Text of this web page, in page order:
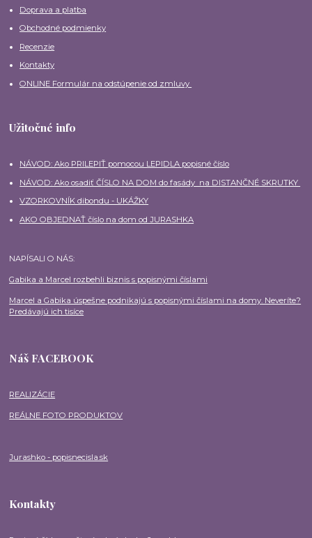
Doprava a platba
Obchodné podmienky
Recenzie
Kontakty
ONLINE Formulár na odstúpenie od zmluvy
Užitočné info
NÁVOD: Ako PRILEPIŤ pomocou LEPIDLA popisné číslo
NÁVOD: Ako osadiť ČÍSLO NA DOM do fasády na DISTANČNÉ SKRUTKY
VZORKOVNÍK dibondu - UKÁŽKY
AKO OBJEDNAŤ číslo na dom od JURASHKA
NAPÍSALI O NÁS:
Gabika a Marcel rozbehli biznis s popisnými číslami
Marcel a Gabika úspešne podnikajú s popisnými číslami na domy. Neveríte?
Predávajú ich tisíce
Náš FACEBOOK
REALIZÁCIE
REÁLNE FOTO PRODUKTOV
Jurashko - popisnecisla.sk
Kontakty